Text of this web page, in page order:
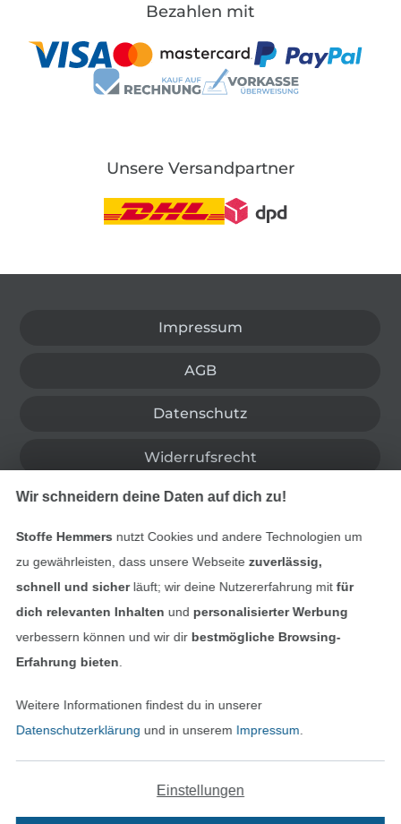
Bezahlen mit
Unsere Versandpartner
Impressum
AGB
Datenschutz
Widerrufsrecht
Kontakt
Finde mehr Inspiration
Wir schneidern deine Daten auf dich zu!
Stoffe Hemmers nutzt Cookies und andere Technologien um
zu gewährleisten, dass unsere Webseite zuverlässig,
schnell und sicherläuft; wir deine Nutzererfahrung mitfür
dich relevanten Inhalten und personalisierter Werbung
verbessern können und wir dir bestmögliche Browsing-
Erfahrung bieten
Weitere Informationen findest du in unserer
Datenschutzerklärung und in unserem Impressum
Einstellungen